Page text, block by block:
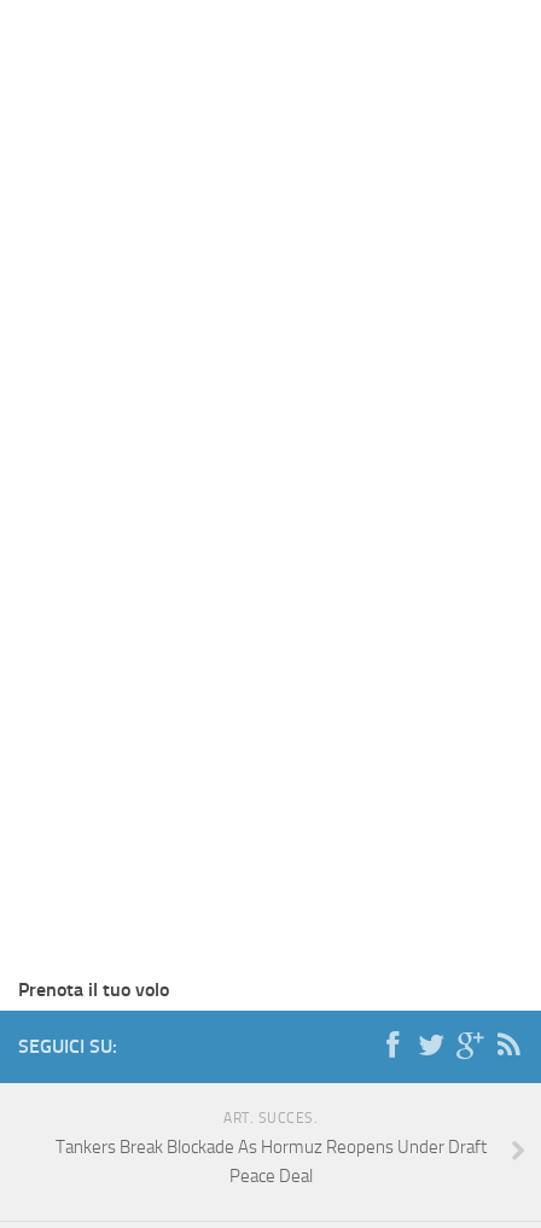
Prenota il tuo volo
SEGUICI SU:
ART. SUCCES.
Tankers Break Blockade As Hormuz Reopens Under Draft
Peace Deal